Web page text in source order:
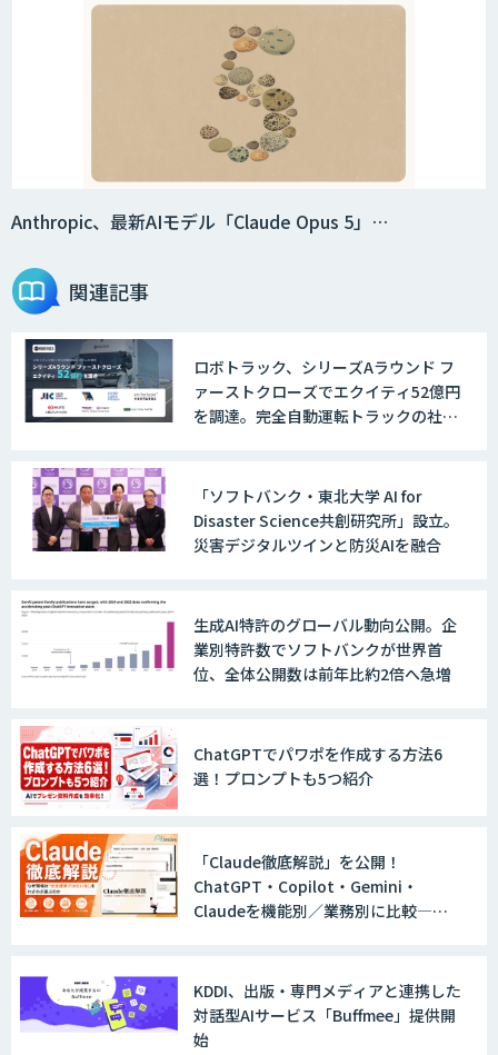
Smart Search
法人向けAIエージェント「OfficeAI社
員」
＜Dify活用＞AIエージェントDRIVE
戦略策定から実装まで一気通貫のAIエー
ジェント開発
WARP NEXT
LINE WORKS AiNote
ト
WAN-RECORD Plus
Anthropic、最新AIモデル「Claude Opus 5」…
関連記事
ロボトラック、シリーズAラウンド フ
ァーストクローズでエクイティ52億円
を調達。完全自動運転トラックの社会
「ソフトバンク・東北大学 AI for
Disaster Science共創研究所」設立。
災害デジタルツインと防災AIを融合
生成AI特許のグローバル動向公開。企
業別特許数でソフトバンクが世界首
位、全体公開数は前年比約2倍へ急増
ChatGPTでパワポを作成する方法6
選！プロンプトも5つ紹介
「Claude徹底解説」を公開！
ChatGPT・Copilot・Gemini・
Claudeを機能別／業務別に比較―自
KDDI、出版・専門メディアと連携した
対話型AIサービス「Buffmee」提供開
始